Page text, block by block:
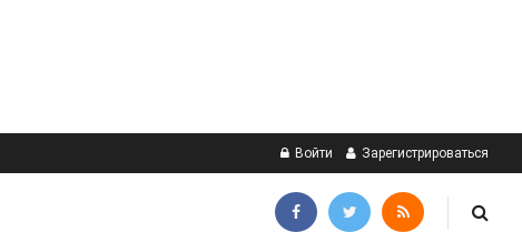
Войти Зарегистрироваться